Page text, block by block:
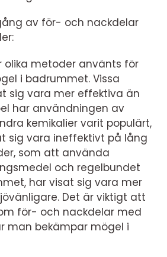
av för- och nackdelar
olika metoder använts för
i badrummet. Vissa
sig vara mer effektiva än
har användningen av
kemikalier varit populärt,
sig vara ineffektivt på lång
som att använda
och regelbundet
har visat sig vara mer
Det är viktigt att
för- och nackdelar med
man bekämpar mögel i